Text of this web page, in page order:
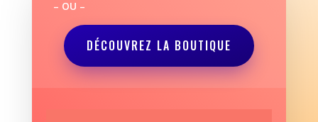
– OU –
DÉCOUVREZ LA BOUTIQUE